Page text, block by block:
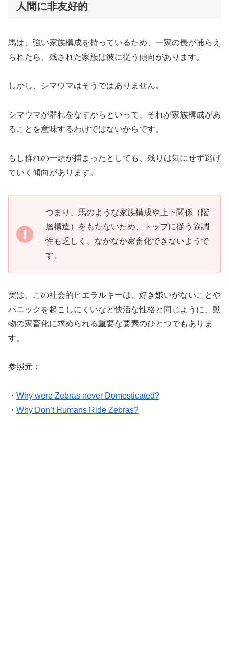
人間に非友好的
馬は、強い家族構成を持っているため、一家の長が捕らえ
られたら、残された家族は彼に従う傾向があります。
しかし、シマウマはそうではありません。
シマウマが群れをなすからといって、それが家族構成があ
ることを意味するわけではないからです。
もし群れの一頭が捕まったとしても、残りは気にせず逃げ
ていく傾向があります。
つまり、馬のような家族構成や上下関係（階
層構造）をもたないため、トップに従う協調
性も乏しく、なかなか家畜化できないようで
す。
実は、この社会的ヒエラルキーは、好き嫌いがないことや
パニックを起こしにくいなど快活な性格と同じように、動
物の家畜化に求められる重要な要素のひとつでもありま
す。
参照元：
・ Why were Zebras never Domesticated?
・ Why Don’t Humans Ride Zebras?